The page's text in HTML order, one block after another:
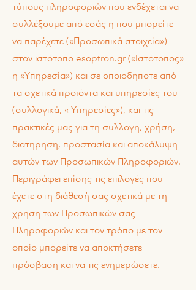
τύπους πληροφοριών που ενδέχεται να
συλλέξουμε από εσάς ή που μπορείτε
να παρέχετε («Προσωπικά στοιχεία»)
στον ιστότοπο esoptron.gr («Ιστότοπος»
ή «Υπηρεσία») και σε οποιοδήποτε από
τα σχετικά προϊόντα και υπηρεσίες του
(συλλογικά, « Υπηρεσίες»), και τις
πρακτικές μας για τη συλλογή, χρήση,
διατήρηση, προστασία και αποκάλυψη
αυτών των Προσωπικών Πληροφοριών.
Περιγράφει επίσης τις επιλογές που
έχετε στη διάθεσή σας σχετικά με τη
χρήση των Προσωπικών σας
Πληροφοριών και τον τρόπο με τον
οποίο μπορείτε να αποκτήσετε
πρόσβαση και να τις ενημερώσετε.